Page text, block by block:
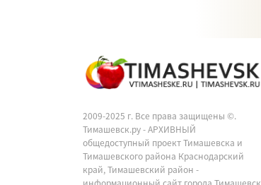
2009-2025 г. Все права защищены ©.
Тимашевск.ру - АРХИВНЫЙ
общедоступный проект Тимашевска и
Тимашевского района Краснодарский
край, Тимашевский район -